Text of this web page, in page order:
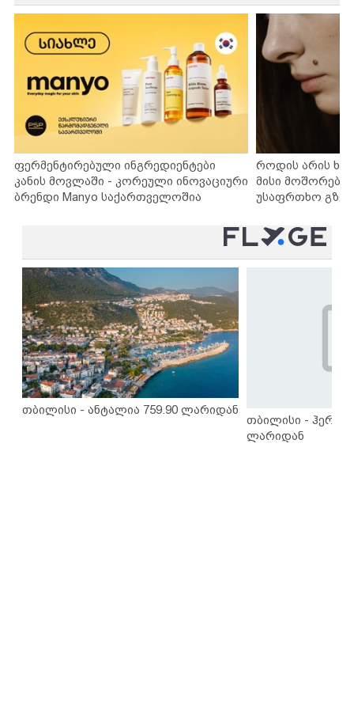
ფერმენტირებული ინგრედიენტები
კანის მოვლაში - კორეული ინოვაციური
ბრენდი Manyo საქართველოშია
როდის არის
მისი
უსაფრთხო
თბილისი - ანტალია 759.90 ლარიდან
თბილისი -
ლარიდან